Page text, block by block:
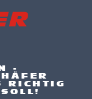
-
RICHTIG